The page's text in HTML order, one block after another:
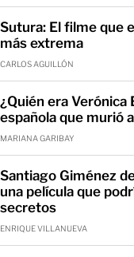
Sutura: El filme que
más extrema
CARLOS AGUILLÓN
¿Quién era Verónica
española que murió
MARIANA GARIBAY
Santiago Giménez
una película que
secretos
ENRIQUE VILLANUEVA